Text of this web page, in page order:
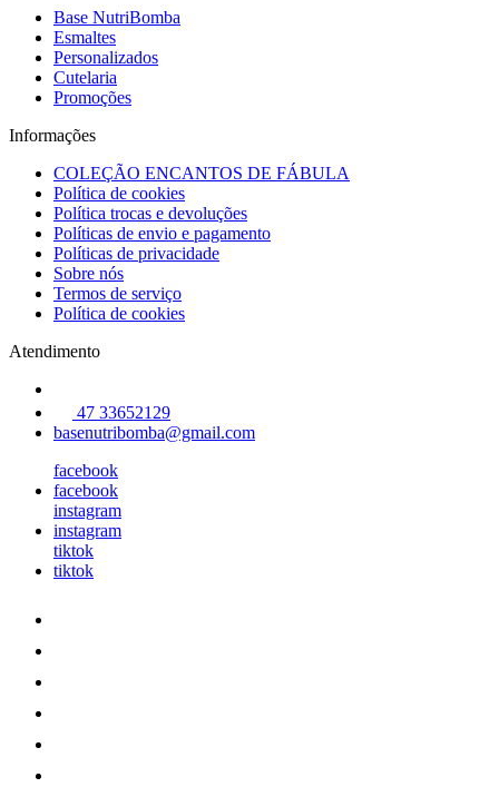
Base NutriBomba
Esmaltes
Personalizados
Cutelaria
Promoções
Informações
COLEÇÃO ENCANTOS DE FÁBULA
Política de cookies
Política trocas e devoluções
Políticas de envio e pagamento
Políticas de privacidade
Sobre nós
Termos de serviço
Política de cookies
Atendimento
47 33652129
basenutribomba@gmail.com
facebook
facebook
instagram
instagram
tiktok
tiktok